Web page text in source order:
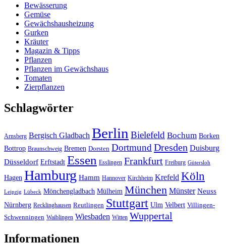
Bewässerung
Gemüse
Gewächshausheizung
Gurken
Kräuter
Magazin & Tipps
Pflanzen
Pflanzen im Gewächshaus
Tomaten
Zierpflanzen
Schlagwörter
Arnsberg Bergisch Gladbach Berlin Bielefeld Bochum Borken
Bottrop Braunschweig Bremen Dorsten DortmundDresden Duisburg
Düsseldorf Erftstadt Essen Esslingen Frankfurt Freiburg Gütersloh
Hagen Hamburg Hamm Hannover Kirchheim Krefeld Köln
Leipzig Lübeck Mönchengladbach Mülheim München Münster Neuss
Nürnberg Recklinghausen Reutlingen Stuttgart Ulm Velbert Villingen-
Schwenningen Waiblingen Wiesbaden Witten Wuppertal
Informationen